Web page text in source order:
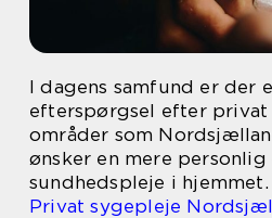
I dagens samfund er der
efterspørgsel efter
områder som
ønsker en mere
sundhedspleje i hjemmet.
Privat sygepleje